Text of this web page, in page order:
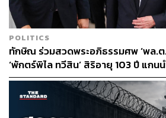
POLITICS
ทักษิณ ร่วมสวดพระอภิธรรมศพ ‘พล.ต
‘พักตร์พิไล ทวีสิน’ สิริอายุ 103 ปี แกน
หลากวงการร่วมอาลัย